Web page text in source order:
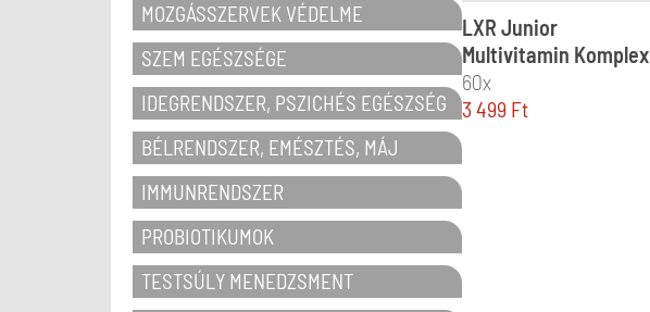
MOZGÁSSZERVEK VÉDELME
SZEM EGÉSZSÉGE
IDEGRENDSZER, PSZICHÉS EGÉSZSÉG
BÉLRENDSZER, EMÉSZTÉS, MÁJ
IMMUNRENDSZER
PROBIOTIKUMOK
TESTSÚLY MENEDZSMENT
LXR Junior
Multivitamin Komplex
60x
3 499 Ft